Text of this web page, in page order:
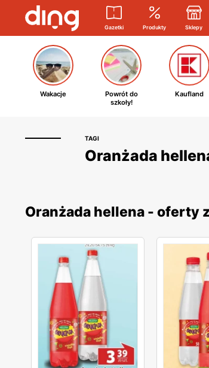
Gazetki Produkty Sklepy
Wakacje
Powrót do
szkoły!
Kaufland
TAGI
Oranżada
Oranżada hellena - oferty